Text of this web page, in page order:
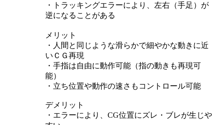
・トラッキングエラーにより、左右（手足）が
逆になることがある
メリット
・人間と同じような滑らかで細やかな動きに近
いＣＧ再現
・手指は自由に動作可能（指の動きも再現可
能）
・立ち位置や動作の速さもコントロール可能
デメリット
・エラーにより、CG位置にズレ・ブレが生じや